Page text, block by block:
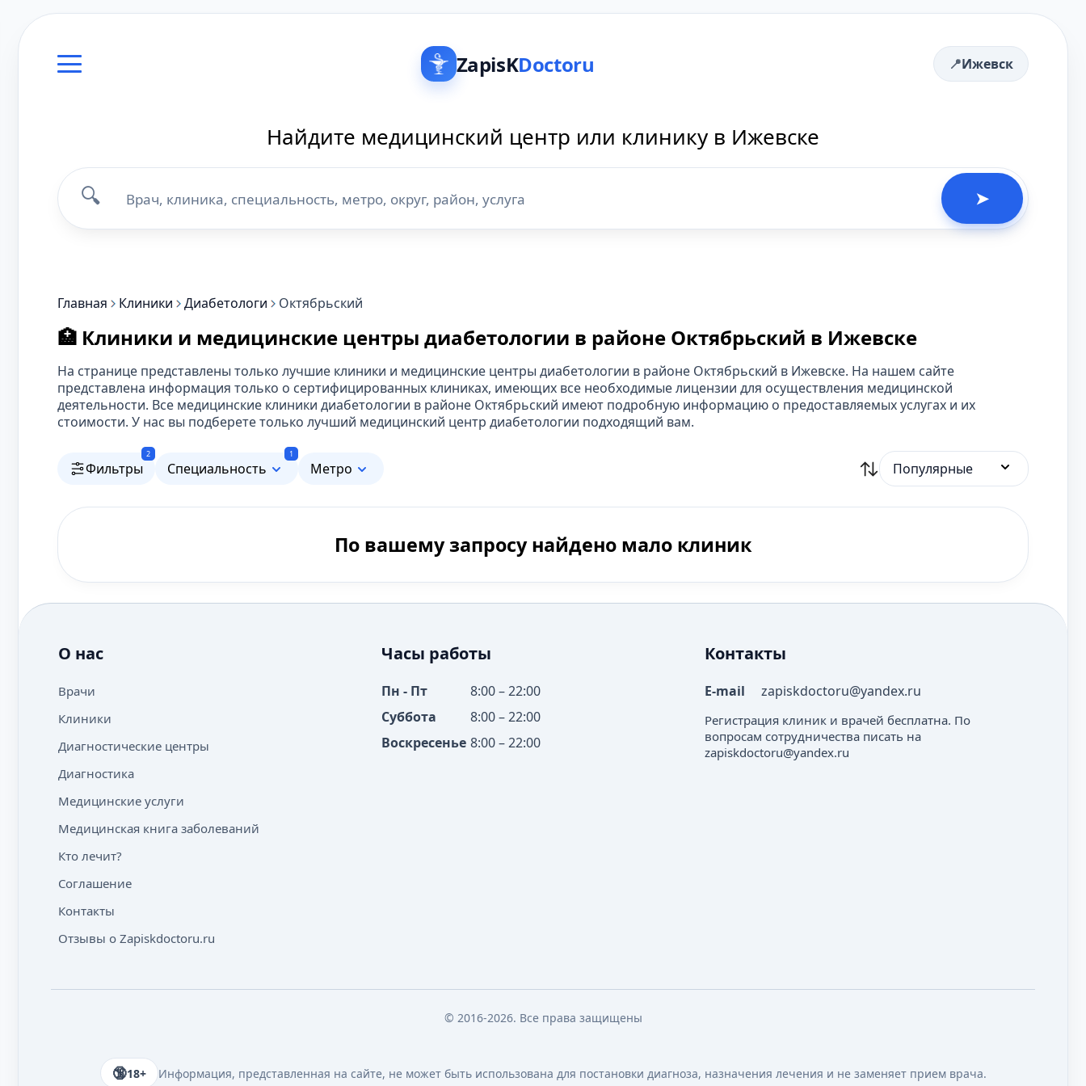
ZapisKDoctoru Ижевск
Найдите медицинский центр или клинику в Ижевске
🔍 ➤
Главная Клиники Диабетологи Октябрьский
🏥 Клиники и медицинские центры диабетологии в районе Октябрьский в Ижевске
На странице представлены только лучшие клиники и медицинские центры диабетологии в районе Октябрьский в Ижевске. На нашем сайте
представлена информация только о сертифицированных клиниках, имеющих все необходимые лицензии для осуществления медицинской
деятельности. Все медицинские клиники диабетологии в районе Октябрьский имеют подробную информацию о предоставляемых услугах и их
стоимости. У нас вы подберете только лучший медицинский центр диабетологии подходящий вам.
Фильтры
2
Специальность
1
Метро Популярные
По вашему запросу найдено мало клиник
О нас
Врачи
Клиники
Диагностические центры
Диагностика
Медицинские услуги
Медицинская книга заболеваний
Кто лечит?
Соглашение
Контакты
Отзывы о Zapiskdoctoru.ru
Часы работы
Пн - Пт
8:00 – 22:00
Суббота
8:00 – 22:00
Воскресенье 8:00 – 22:00
Контакты
E-mail zapiskdoctoru@yandex.ru
Регистрация клиник и врачей бесплатна. По
вопросам сотрудничества писать на
zapiskdoctoru@yandex.ru
© 2016-2026. Все права защищены
18+ Информация, представленная на сайте, не может быть использована для постановки диагноза, назначения лечения и не заменяет прием врача.